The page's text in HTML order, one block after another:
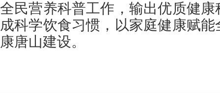
全民营养科普工作，输出优质健
成科学饮食习惯，以家庭健康赋
康唐山建设。